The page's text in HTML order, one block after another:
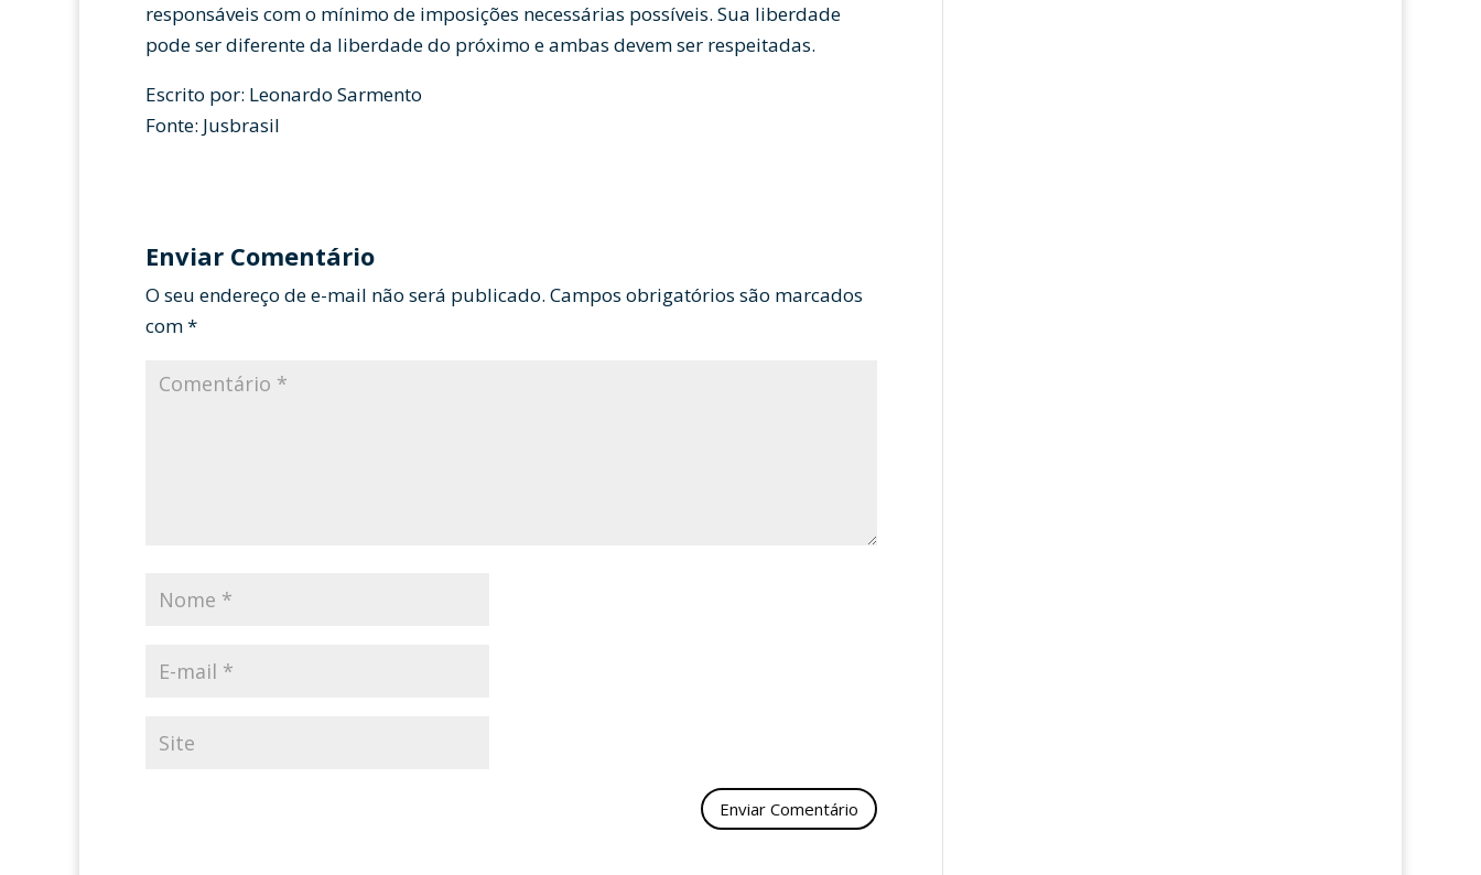
responsáveis com o mínimo de imposições necessárias possíveis. Sua liberdade
pode ser diferente da liberdade do próximo e ambas devem ser respeitadas.
Escrito por: Leonardo Sarmento
Fonte: Jusbrasil
Enviar Comentário
O seu endereço de e-mail não será publicado. Campos obrigatórios são marcados
com*